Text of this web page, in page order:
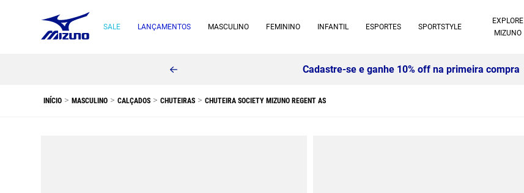
SALE LANÇAMENTOS MASCULINO FEMININO INFANTIL ESPORTES SPORTSTYLE
EXPLORE
MIZUNO
Cadastre-se e ganhe 10% off na primeira compra
MASCULINO CALÇADOS CHUTEIRAS CHUTEIRA SOCIETY MIZUNO REGENT AS